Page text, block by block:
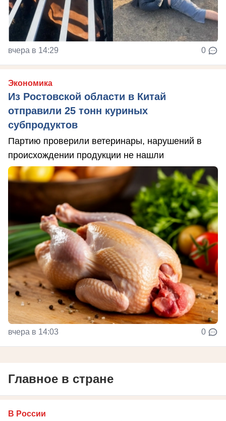
вчера в 14:29 0
Экономика
Из Ростовской области в Китай
отправили 25 тонн куриных
субпродуктов
Партию проверили ветеринары, нарушений в
происхождении продукции не нашли
вчера в 14:03 0
Главное в стране
В России